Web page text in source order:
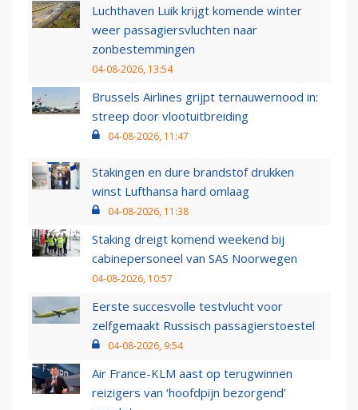
Luchthaven Luik krijgt komende winter
weer passagiersvluchten naar
zonbestemmingen
04-08-2026, 13:54
Brussels Airlines grijpt ternauwernood in:
streep door vlootuitbreiding
04-08-2026, 11:47
Stakingen en dure brandstof drukken
winst Lufthansa hard omlaag
04-08-2026, 11:38
Staking dreigt komend weekend bij
cabinepersoneel van SAS Noorwegen
04-08-2026, 10:57
Eerste succesvolle testvlucht voor
zelfgemaakt Russisch passagierstoestel
04-08-2026, 9:54
Air France-KLM aast op terugwinnen
reizigers van ‘hoofdpijn bezorgend’